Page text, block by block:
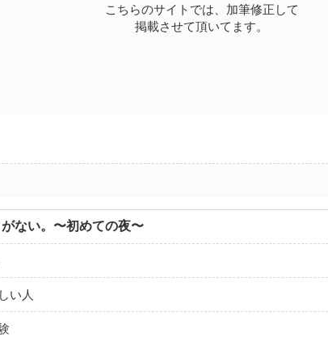
こちらのサイトでは、加筆修正して
掲載させて頂いてます。
ない。〜初めての夜〜
い人